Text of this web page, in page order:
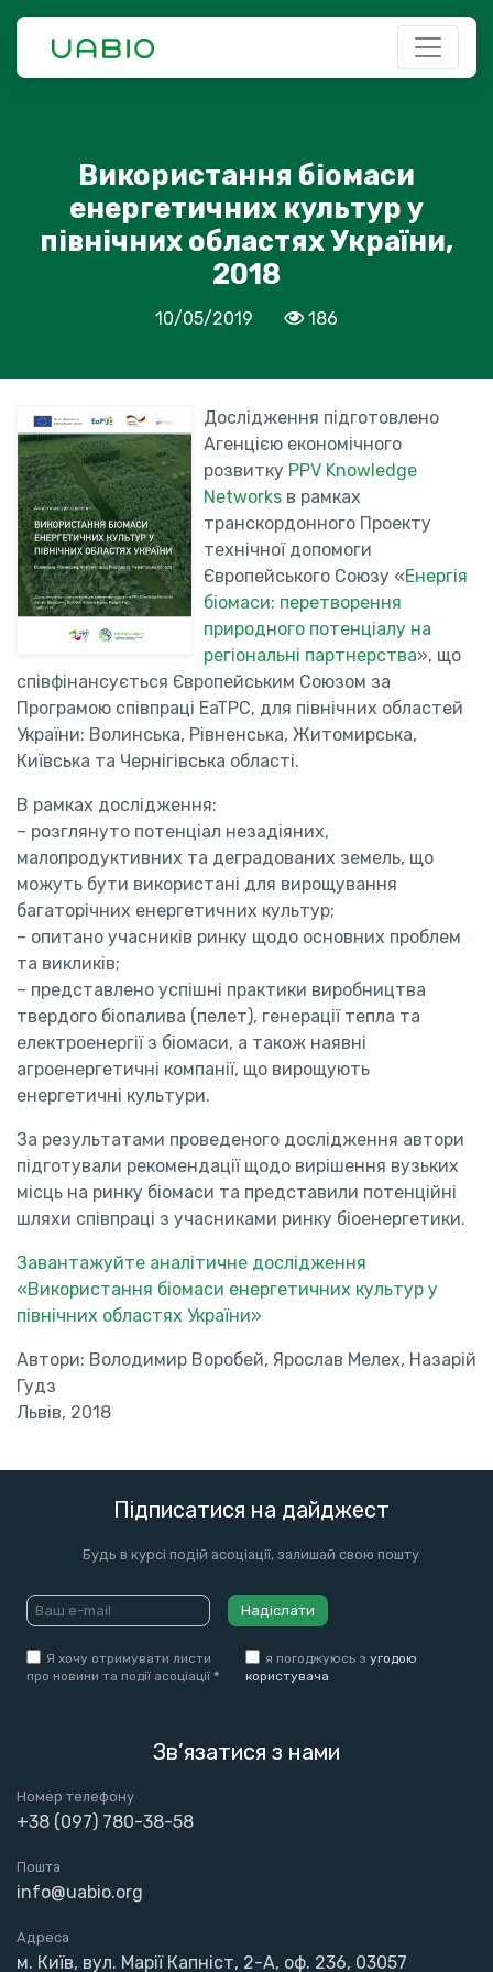
Використання біомаси
енергетичних культур у
північних областях України,
2018
10/05/2019 186
Дослідження підготовлено
Агенцією економічного
розвитку PPV Knowledge
Networks в рамках
транскордонного Проекту
технічної допомоги
Європейського Союзу «Енергія
біомаси: перетворення
природного потенціалу на
регіональні партнерства», що
співфінансується Європейським Союзом за
Програмою співпраці EaTPC, для північних областей
України: Волинська, Рівненська, Житомирська,
Київська та Чернігівська області.
В рамках дослідження:
– розглянуто потенціал незадіяних,
малопродуктивних та деградованих земель, що
можуть бути використані для вирощування
багаторічних енергетичних культур;
– опитано учасників ринку щодо основних проблем
та викликів;
– представлено успішні практики виробництва
твердого біопалива (пелет), генерації тепла та
електроенергії з біомаси, а також наявні
агроенергетичні компанії, що вирощують
енергетичні культури.
За результатами проведеного дослідження автори
підготували рекомендації щодо вирішення вузьких
місць на ринку біомаси та представили потенційні
шляхи співпраці з учасниками ринку біоенергетики.
Завантажуйте аналітичне дослідження
«Використання біомаси енергетичних культур у
північних областях України»
Автори: Володимир Воробей, Ярослав Мелех, Назарій
Гудз
Львів, 2018
Підписатися на дайджест
Будь в курсі подій асоціації, залишай свою пошту
Надіслати
Я хочу отримувати листи
про новини та події асоціації *
я погоджуюсь з угодою
користувача
Зв’язатися з нами
Номер телефону
+38 (097) 780-38-58
Пошта
info@uabio.org
Адреса
м. Київ, вул. Марії Капніст, 2-А, оф. 236, 03057